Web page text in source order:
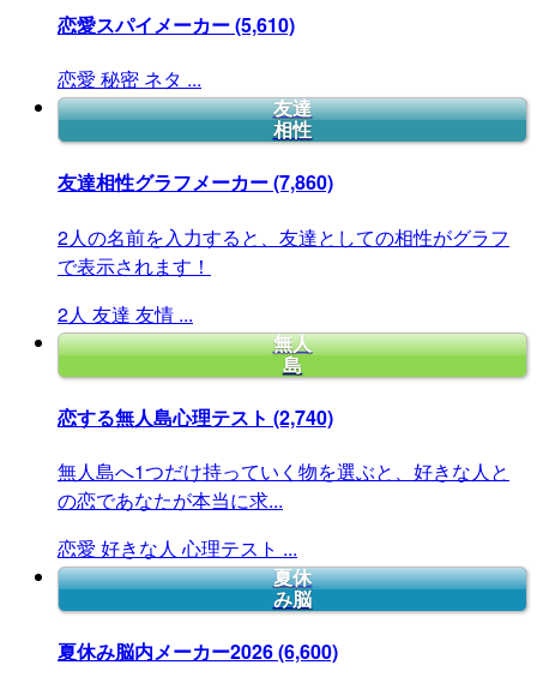
恋愛スパイメーカー(5,610)
恋愛 秘密 ネタ ...
友達
相性
友達相性グラフメーカー(7,860)
2人の名前を入力すると、友達としての相性がグラフ
で表示されます！
2人 友達 友情 ...
無人
島
恋する無人島心理テスト (2,740)
無人島へ1つだけ持っていく物を選ぶと、好きな人と
の恋であなたが本当に求...
恋愛 好きな人 心理テスト ...
夏休
み脳
夏休み脳内メーカー2026(6,600)